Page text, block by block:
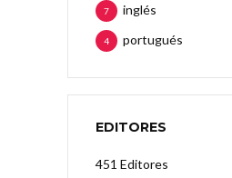
inglés
7
portugués
4
EDITORES
451 Editores